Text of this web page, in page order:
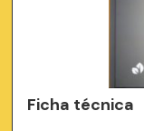
Ficha técnica